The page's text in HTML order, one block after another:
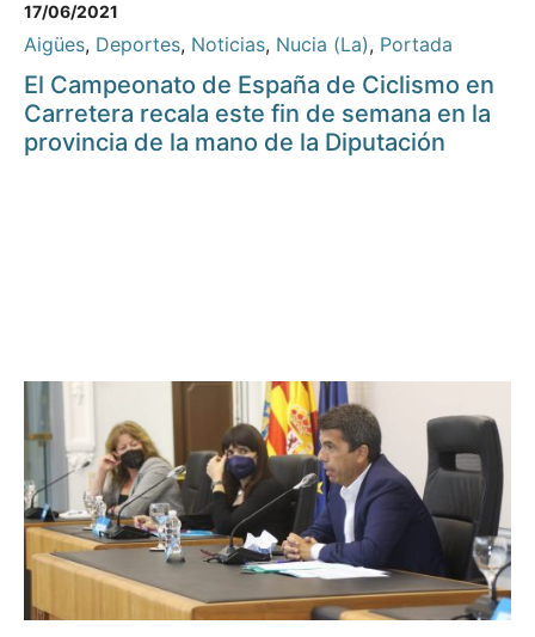
17/06/2021
Aigües, Deportes, Noticias, Nucia (La), Portada
El Campeonato de España de Ciclismo en
Carretera recala este fin de semana en la
provincia de la mano de la Diputación